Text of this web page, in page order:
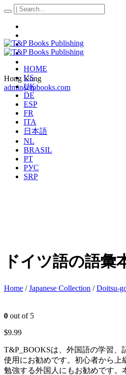
Hong Kong
admin@tpbooks.com
HOME
US
UK
DE
ESP
FR
ITA
日本語
NL
BRASIL
PT
РУС
SRP
ドイツ語の語彙
Home /Japanese Collection /Doitsu-
0 out of 5
$9.99
T&P_BOOKSは、外国語の学習
使用にお勧めです。初心者から
勉強する外国人にもお勧めです。